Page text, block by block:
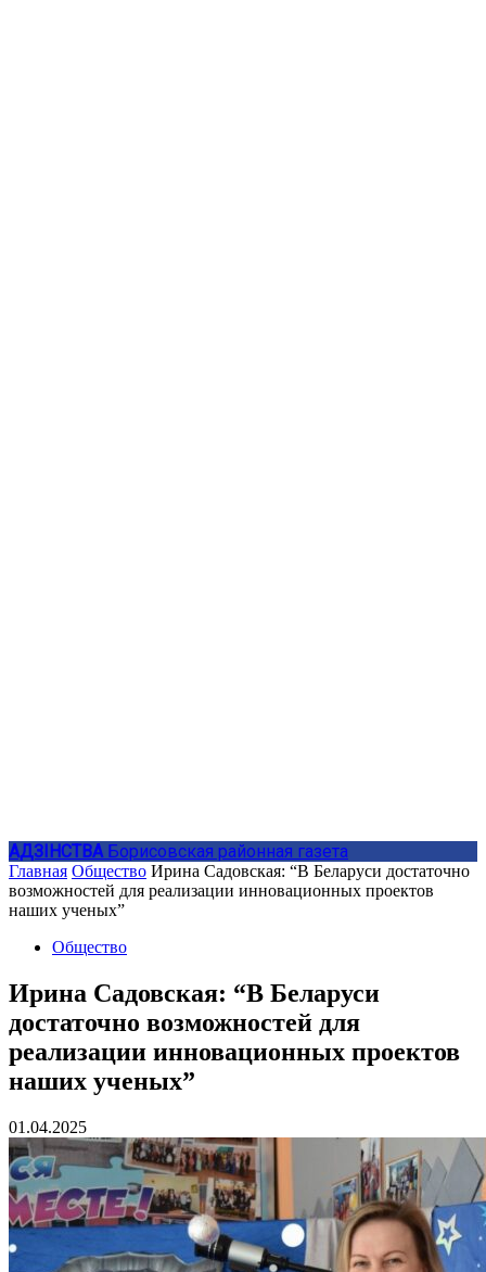
АДЗIНСТВА Борисовская районная газета
Главная Общество Ирина Садовская: “В Беларуси достаточно
возможностей для реализации инновационных проектов
наших ученых”
Общество
Ирина Садовская: “В Беларуси
достаточно возможностей для
реализации инновационных проектов
наших ученых”
01.04.2025